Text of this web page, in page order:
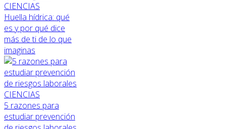
CIENCIAS
Huella hídrica: qué
es y por qué dice
más de ti de lo que
imaginas
CIENCIAS
5 razones para
estudiar prevención